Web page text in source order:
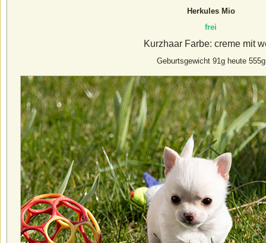
Herkules Mio
frei
Kurzhaar Farbe: creme mit
Geburtsgewicht 91g heute 555g